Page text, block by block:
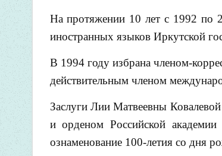
На протяжении 10 лет с 1992 по
иностранных языков Иркутской
В 1994 году избрана членом-
действительным членом
Заслуги Лии Матвеевны
и орденом Российской
ознаменование 100-летия со дня